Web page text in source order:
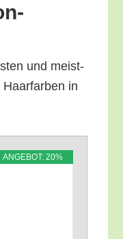
und meist­
in
ANGE­BOT: 20%